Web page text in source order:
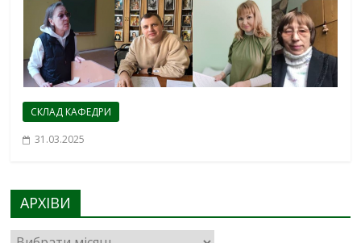
СКЛАД КАФЕДРИ
31.03.2025
АРХІВИ